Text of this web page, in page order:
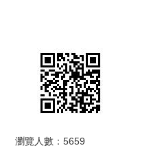
瀏覽人數：5659